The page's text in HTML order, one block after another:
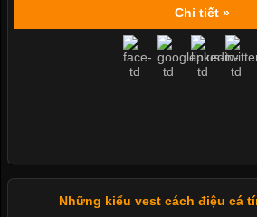
Chi tiết »
Những kiểu vest cách điệu cá